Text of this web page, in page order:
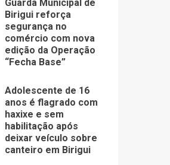
Guarda Municipal de
Birigui reforça
segurança no
comércio com nova
edição da Operação
“Fecha Base”
Adolescente de 16
anos é flagrado com
haxixe e sem
habilitação após
deixar veículo sobre
canteiro em Birigui